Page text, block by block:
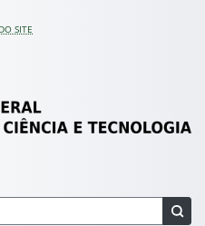
SITE